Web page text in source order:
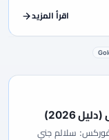
اقرأ المزيد
2026)
صفقات الفوركس: سلالم جني